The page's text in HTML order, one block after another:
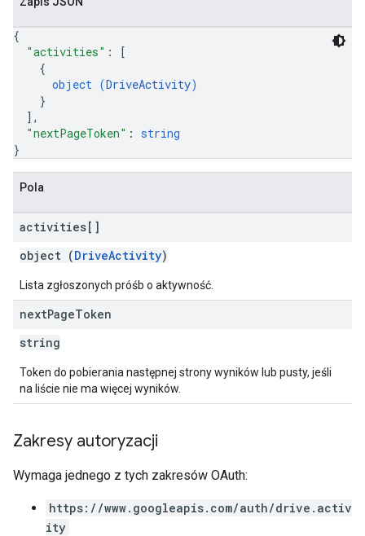
{
"activities" :
[
{
object (DriveActivity)
}
] ,
"nextPageToken" : string
}
Pola
activities[]
object (DriveActivity)
Lista zgłoszonych próśb o aktywność.
nextPageToken
string
Token do pobierania następnej strony wyników lub pusty, jeśli
na liście nie ma więcej wyników.
Zakresy autoryzacji
Wymaga jednego z tych zakresów OAuth:
https://www.googleapis.com/auth/drive.activ
ity